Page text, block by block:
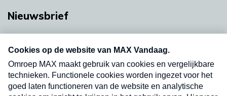
Nieuwsbrief
nieuwsbrief. Elke vrijdag- en dinsdagochtend in
uw mailbox.
Verzend